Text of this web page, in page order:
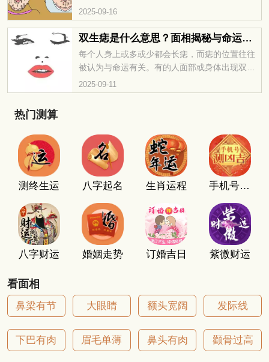
痣可能会带来一些不好的运势。所以，对女人来
说，面部的痣哪些不能去除？哪些又真的是建议
早点处理掉的？一起来聊聊吧。
2025-09-16
双生痣是什么意思？面相揭秘与命运解析
每个人身上或多或少都会长痣，而痣的位置往往
被认为与命运有关。有的人面部或身体出现双生
痣，那双生痣是什么意思呢？女人如果有双生
痣，她们的运势会有影响吗？我们一起来了解一
2025-09-11
热门测算
测终生运 八字起名 生肖运程 手机号码测吉凶
八字财运 婚姻走势 订婚吉日 紫微财运
看面相
鼻梁有节 大眼睛 额头宽阔 发际线
下巴有肉 眉毛单薄 鼻头有肉 颧骨过高